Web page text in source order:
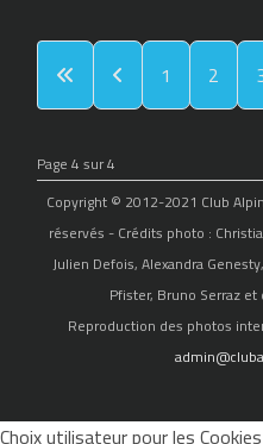
1 2
Page 4 sur 4
Copyright © 2012-2021 Club
réservés - Crédits photo :
Julien Defois, Alexandra
Pfister, Bruno Serraz
Reproduction des photos